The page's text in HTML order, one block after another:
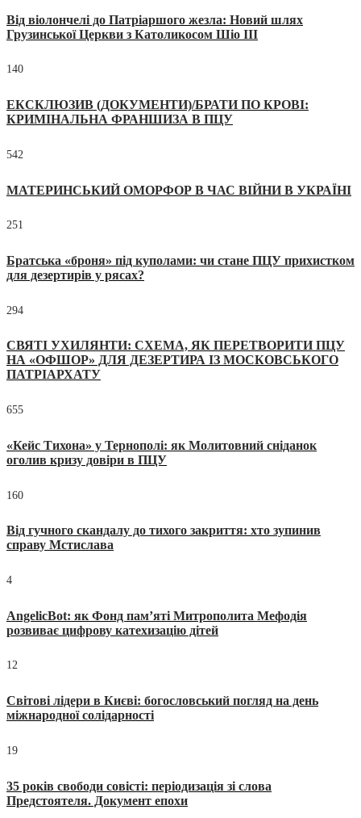
Від віолончелі до Патріаршого жезла: Новий шлях
Грузинської Церкви з Католикосом Шіо III
140
ЕКСКЛЮЗИВ (ДОКУМЕНТИ)/БРАТИ ПО КРОВІ:
КРИМІНАЛЬНА ФРАНШИЗА В ПЦУ
542
МАТЕРИНСЬКИЙ ОМОРФОР В ЧАС ВІЙНИ В УКРАЇНІ
251
Братська «броня» під куполами: чи стане ПЦУ прихистком
для дезертирів у рясах?
294
СВЯТІ УХИЛЯНТИ: СХЕМА, ЯК ПЕРЕТВОРИТИ ПЦУ
НА «ОФШОР» ДЛЯ ДЕЗЕРТИРА ІЗ МОСКОВСЬКОГО
ПАТРІАРХАТУ
655
«Кейс Тихона» у Тернополі: як Молитовний сніданок
оголив кризу довіри в ПЦУ
160
Від гучного скандалу до тихого закриття: хто зупинив
справу Мстислава
4
AngelicBot: як Фонд пам’яті Митрополита Мефодія
розвиває цифрову катехизацію дітей
12
Світові лідери в Києві: богословський погляд на день
міжнародної солідарності
19
35 років свободи совісті: періодизація зі слова
Предстоятеля. Документ епохи